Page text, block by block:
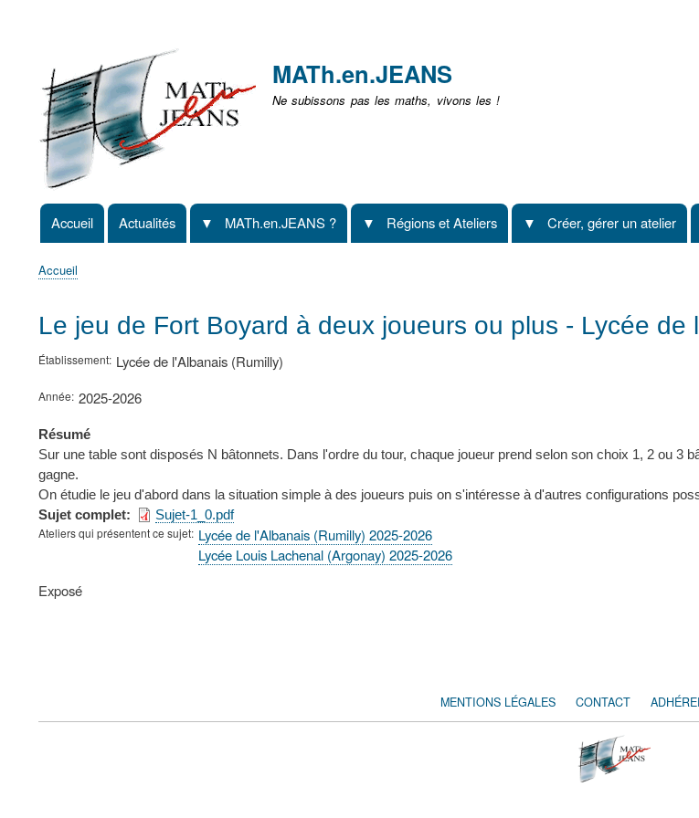
non
identifié
MATh.en.JEANS
Ne subissons pas les maths, vivons les !
Navigation
principale
Accueil Actualités MATh.en.JEANS ? Régions et Ateliers Créer, gérer un atelier
d'Ariane
Accueil
Le jeu de Fort Boyard à deux joueurs ou plus - Lycée de
Établissement Lycée de l'Albanais (Rumilly)
Année 2025-2026
Résumé
Sur une table sont disposés N bâtonnets. Dans l'ordre du tour, chaque joueur prend selon son choix 1, 2 ou 3
gagne.
On étudie le jeu d'abord dans la situation simple à des joueurs puis on s'intéresse à d'autres configurations
Sujet complet
Sujet-1_0.pdf
Ateliers qui présentent ce sujet Lycée de l'Albanais (Rumilly) 2025-2026
Lycée Louis Lachenal (Argonay) 2025-2026
Type
Exposé
FOOTER
MENTIONS LÉGALES CONTACT